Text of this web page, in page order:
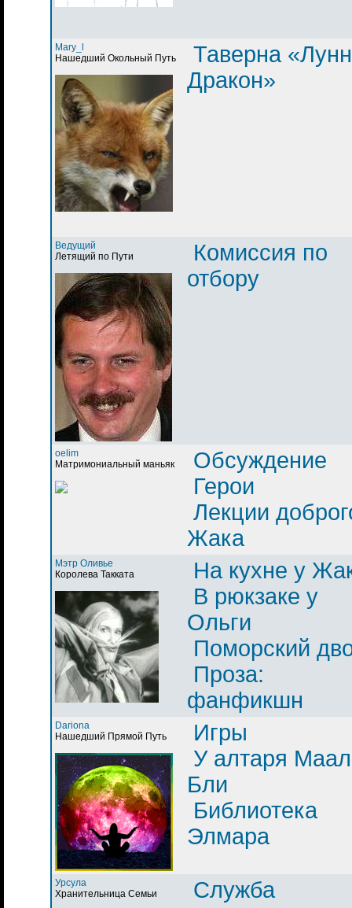
Mary_l
Нашедший Окольный Путь
Таверна
Дракон»
Ведущий
Летящий по Пути
Комиссия по
отбору
oelim
Матримониальный маньяк
Обсуждение
Герои
Лекции
Жака
Мэтр Оливье
Королева Такката
На кухне у
В рюкзаке у
Ольги
Поморский
Проза:
фанфикшн
Dariona
Нашедший Прямой Путь
Игры
У алтаря
Бли
Библиотека
Элмара
Урсула
Хранительница Семьи
Служба